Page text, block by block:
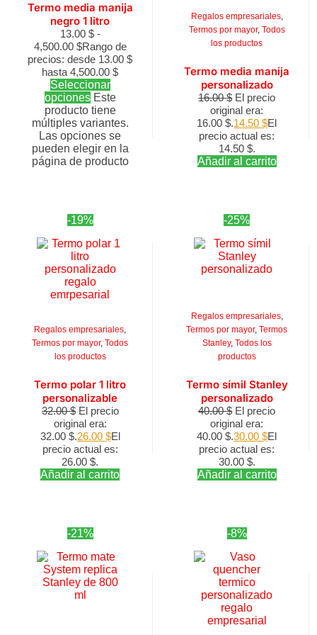
Termo media manija
negro 1 litro
13.00 $ -
4,500.00 $Rango de
precios: desde 13.00 $
hasta 4,500.00 $
Seleccionar
opciones Este
producto tiene
múltiples variantes.
Las opciones se
pueden elegir en la
página de producto
Regalos empresariales,
Termos por mayor, Todos
los productos
Termo media manija
personalizado
16.00$ El precio
original era:
16.00 $.14.50$El
precio actual es:
14.50 $.
Añadir al carrito
-19%
Regalos empresariales,
Termos por mayor,Todos
los productos
Termo polar 1 litro
personalizable
32.00$ El precio
original era:
32.00 $.26.00 $El
precio actual es:
26.00 $.
Añadir al carrito
-25%
Regalos empresariales,
Termos por mayor,Termos
Stanley, Todos los
productos
Termo símil Stanley
personalizado
40.00$ El precio
original era:
40.00 $.30.00$El
precio actual es:
30.00 $.
Añadir al carrito
-21% -8%